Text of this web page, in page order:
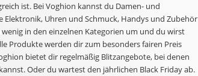
ist. Bei Voghion kannst du Damen- und
Uhren und Schmuck, Handys und Zubehör
in den einzelnen Kategorien um und du wirst
Produkte werden dir zum besonders fairen Preis
bietet dir regelmäßig Blitzangebote, bei denen
Oder du wartest den jährlichen Black Friday ab.